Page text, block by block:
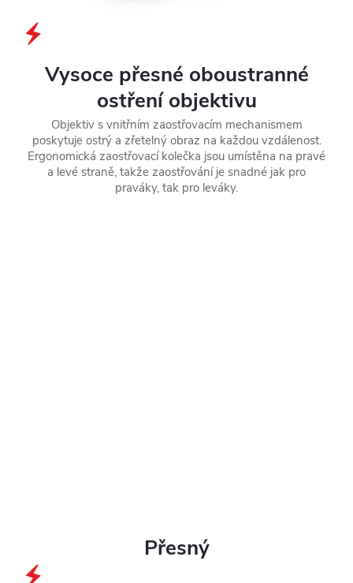
Vysoce přesné oboustranné
ostření objektivu
Objektiv s vnitřním zaostřovacím mechanismem
poskytuje ostrý a zřetelný obraz na každou vzdálenost.
Ergonomická zaostřovací kolečka jsou umístěna na pravé
a levé straně, takže zaostřování je snadné jak pro
praváky, tak pro leváky.
Přesný